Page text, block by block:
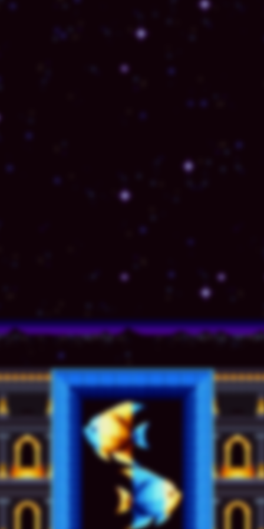
© TSSZ News LLC 1999-2020